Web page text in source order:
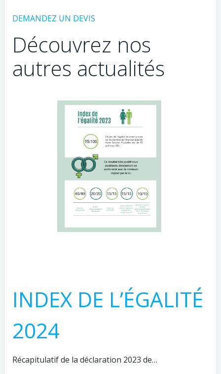
DEMANDEZ UN DEVIS
Découvrez nos
autres actualités
INDEX DE L’ÉGALITÉ
2024
Récapitulatif de la déclaration 2023 de…